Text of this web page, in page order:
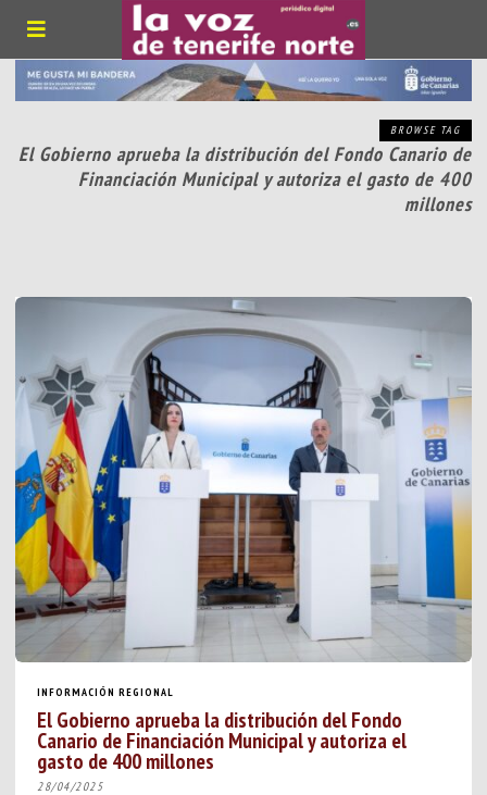
BROWSE TAG
El Gobierno aprueba la distribución del Fondo Canario de
Financiación Municipal y autoriza el gasto de 400
millones
INFORMACIÓN REGIONAL
El Gobierno aprueba la distribución del Fondo
Canario de Financiación Municipal y autoriza el
gasto de 400 millones
28/04/2025